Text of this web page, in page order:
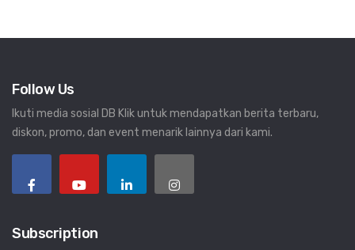
Follow Us
Ikuti media sosial DB Klik untuk mendapatkan berita terbaru,
diskon, promo, dan event menarik lainnya dari kami.
Subscription